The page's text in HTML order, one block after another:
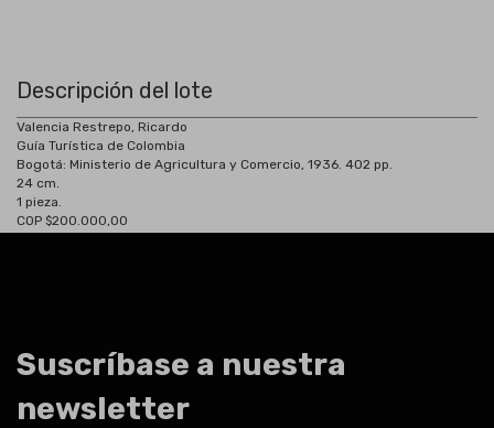
Descripción del lote
Valencia Restrepo, Ricardo
Guía Turística de Colombia
Bogotá: Ministerio de Agricultura y Comercio, 1936. 402 pp.
24 cm.
1 pieza.
COP $200.000,00
Suscríbase a nuestra
newsletter